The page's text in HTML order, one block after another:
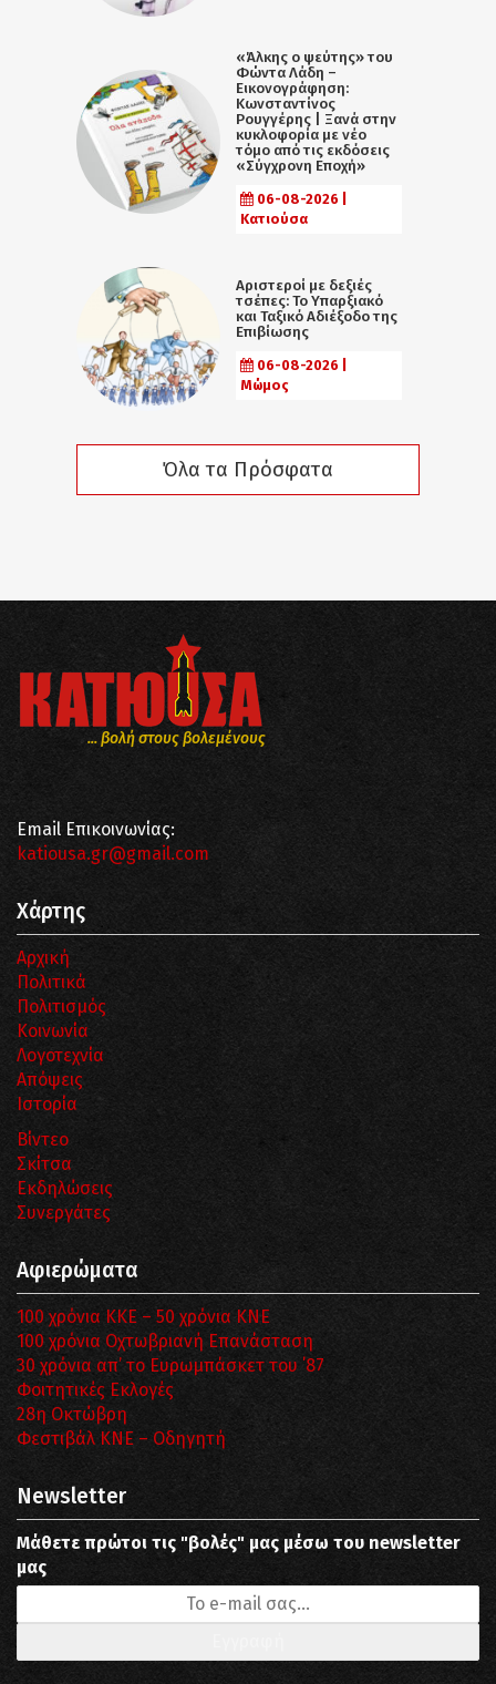
«Άλκης ο ψεύτης» του
Φώντα Λάδη –
Εικονογράφηση:
Κωνσταντίνος
Ρουγγέρης | Ξανά στην
κυκλοφορία με νέο
τόμο από τις εκδόσεις
«Σύγχρονη Εποχή»
06-08-2026 |
Κατιούσα
Αριστεροί με δεξιές
τσέπες: Το Υπαρξιακό
και Ταξικό Αδιέξοδο της
Επιβίωσης
06-08-2026 |
Μώμος
Όλα τα Πρόσφατα
... βολή στους βολεμένους
Email Επικοινωνίας:
katiousa.gr@gmail.com
Χάρτης
Αρχική
Πολιτικά
Πολιτισμός
Κοινωνία
Λογοτεχνία
Απόψεις
Ιστορία
Βίντεο
Σκίτσα
Εκδηλώσεις
Συνεργάτες
Αφιερώματα
100 χρόνια ΚΚΕ – 50 χρόνια ΚΝΕ
100 χρόνια Οχτωβριανή Επανάσταση
30 χρόνια απ’ το Ευρωμπάσκετ του ΄87
Φοιτητικές Εκλογές
28η Οκτώβρη
Φεστιβάλ ΚΝΕ – Οδηγητή
Newsletter
Μάθετε πρώτοι τις "βολές" μας μέσω του newsletter
μας